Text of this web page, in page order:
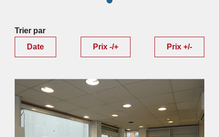
Trier par
Date
Prix -/+ Prix +/-